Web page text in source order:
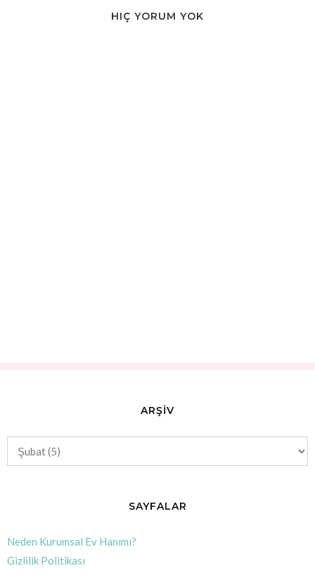
HIÇ YORUM YOK
ARŞİV
SAYFALAR
Neden Kurumsal Ev Hanımı?
Gizlilik Politikası